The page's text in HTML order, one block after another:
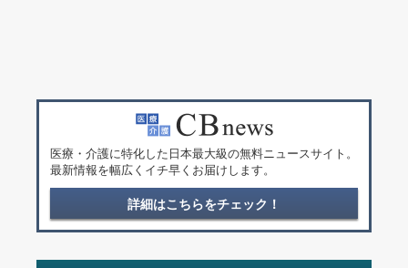
医療・介護に特化した日本最大級の無料ニュースサイト。
最新情報を幅広くイチ早くお届けします。
詳細はこちらをチェック！